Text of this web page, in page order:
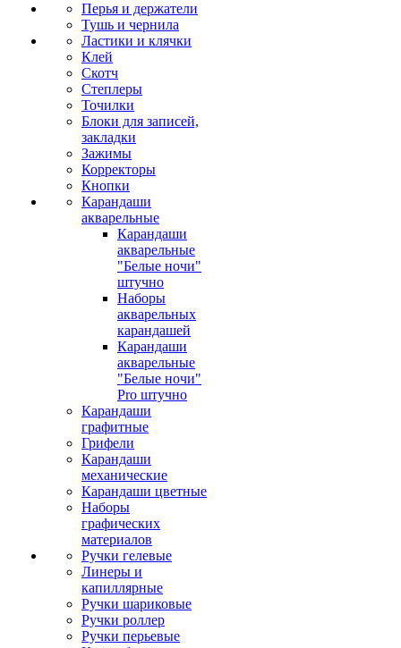
Перья и держатели
Тушь и чернила
Ластики и клячки
Клей
Скотч
Степлеры
Точилки
Блоки для записей,
закладки
Зажимы
Корректоры
Кнопки
Карандаши
акварельные
Карандаши
акварельные
"Белые ночи"
штучно
Наборы
акварельных
карандашей
Карандаши
акварельные
"Белые ночи"
Pro штучно
Карандаши
графитные
Грифели
Карандаши
механические
Карандаши цветные
Наборы
графических
материалов
Ручки гелевые
Линеры и
капиллярные
Ручки шариковые
Ручки роллер
Ручки перьевые